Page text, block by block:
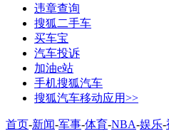
违章查询
搜狐二手车
买车宝
汽车投诉
加油e站
手机搜狐汽车
搜狐汽车移动应用>>
首页-新闻-军事-体育-NBA-娱乐-